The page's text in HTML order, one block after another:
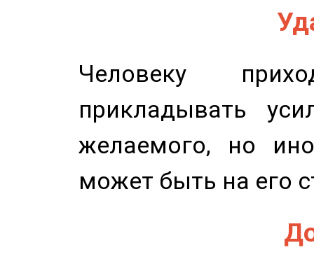
Человеку
прикладывать
желаемого, но
может быть на его